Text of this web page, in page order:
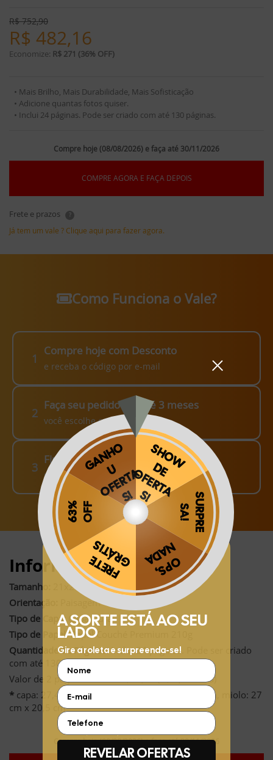
R$752,90
R$ 482,16
Economize: R$ 271 (36% OFF)
• Mais Brilho, Mais Durabilidade, Mais Sofisticação
• Adicione quantas fotos quiser.
• Inclui 24 páginas. Pode ser criado com até 130 páginas.
Compre hoje (08/08/2026) e faça até 30/11/2026
COMPRE AGORA E FAÇA DEPOIS
Frete e prazos ?
Já tem um vale ? Clique aqui para fazer agora.
Como Funciona o Vale?
1
Compre hoje com Desconto
e receba o código por e-mail
2
Faça seu pedido em até 3 meses
você escolhe como fazer!
3
Finalize o seu Pedido!
pague o Frete e receba em sua casa
Informações:
Tamanho:
21x28cm (fechado)*
Orientação:
Paisagem
Tipo de Capa:Capa Dura
Tipo de Papel:Papel Couché Premium 210g
Quantidade de Páginas:Inclui 24 páginas. Pode ser criado
com até 130 páginas.
Valor de 2 páginas extras: R$12,97 (R$ 6,48 cada)
* capa: 27,4 cm x 21 cm e 0,8 a 2 cm de lombada, miolo: 27
cm x 20,5 cm
Compre hoje (08/08/2026) e faça até 30/11/2026
Obrigado por se cadastrar na
Aproveite e receba as novidades e ofertas exclusivas da